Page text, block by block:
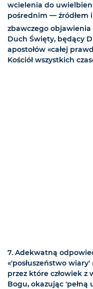
wcielenia do
pośrednim — źródłem
zbawczego objawienia
Duch Święty, będący
apostołów «całej
Kościół wszystkich
7. Adekwatną
«'posłuszeństwo wiary'
przez które człowiek z
Bogu, okazując 'pełną